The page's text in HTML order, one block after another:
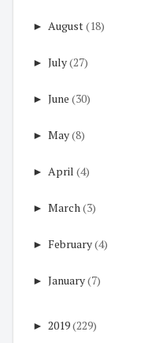
► August(18)
► July(27)
► June (30)
► May(8)
► April (4)
► March(3)
► February(4)
► January(7)
► 2019(229)